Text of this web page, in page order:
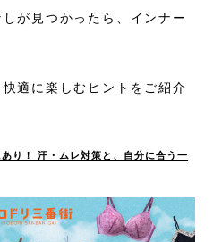
が見つかったら、インナー
適に楽しむヒントをご紹介
り！ 汗・ムレ対策と、自分に合う一